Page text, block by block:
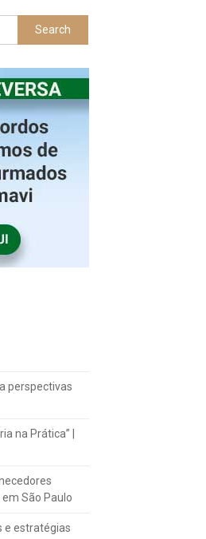
perspectivas
na Prática” |
São Paulo
e estratégias